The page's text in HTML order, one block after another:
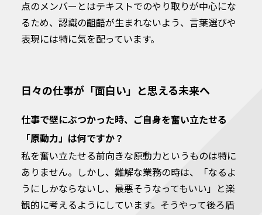
点のメンバーとはテキストでのやり取りが中心にな
るため、認識の齟齬が生まれないよう、言葉選びや
表現には特に気を配っています。
日々の仕事が「面白い」と思える未来へ
仕事で壁にぶつかった時、ご自身を奮い立たせる
「原動力」は何ですか？
私を奮い立たせる前向きな原動力というものは特に
ありません。しかし、難解な業務の時は、「なるよ
うにしかならないし、最悪そうなってもいい」と楽
観的に考えるようにしています。そうやって後ろ盾